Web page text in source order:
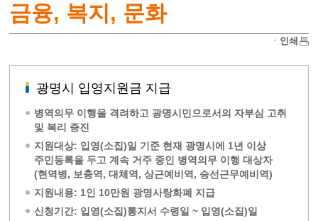
금융, 복지, 문화
ㆍ인쇄
광명시 입영지원금 지급
병역의무 이행을 격려하고 광명시민으로서의 자부심 고취
및 복리 증진
지원대상: 입영(소집)일 기준 현재 광명시에 1년 이상
주민등록을 두고 계속 거주 중인 병역의무 이행 대상자
(현역병, 보충역, 대체역, 상근예비역, 승선근무예비역)
지원내용: 1인 10만원 광명사랑화폐 지급
신청기간: 입영(소집)통지서 수령일 ~ 입영(소집)일